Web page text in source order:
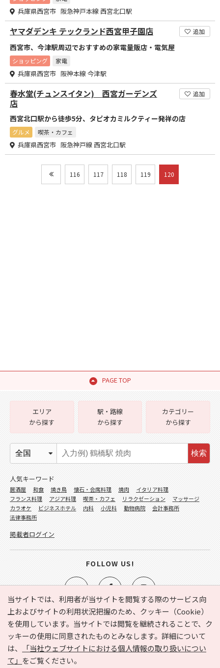
兵庫県西宮市 阪急神戸本線 西宮北口駅
ヤマダデンキ テックランド西宮甲子園店 追加
西宮市、今津駅周辺でおすすめの家電量販店・電気屋
ショッピング 家電
兵庫県西宮市 阪神本線 今津駅
春水堂(チュンスイタン) 西宮ガーデンズ
店
追加
西宮北口駅から徒歩5分、タピオカミルクティー発祥の店
グルメ 喫茶・カフェ
兵庫県西宮市 阪急神戸線 西宮北口駅
116 117 118 119 120
PAGE TOP
当サイトでは、利用者が当サイトを閲覧する際のサービス向
上およびサイトの利用状況把握のため、クッキー（Cookie）
を使用しています。当サイトでは閲覧を継続されることで、ク
ッキーの使用に同意されたものとみなします。詳細について
は、
「当社ウェブサイトにおける個人情報の取り扱いについ
て」 をご覧ください。
e-NAVITA（イーナビタ）とは？ お気に入り
ヘルプ
利用規約
個人情報の取り扱いについて
運営会社
サイトマップ
広告掲載に関するお問い合わせ
エリア
から探す
駅・路線
から探す
カテゴリー
から探す
検索
人気キーワード
居酒屋 和食 焼き鳥 懐石・会席料理 焼肉
イタリア料理
フランス料理
アジア料理 喫茶・カフェ リラクゼーション
マッサージ
カラオケ
ビジネスホテル 内科 小児科 動物病院
会計事務所
法律事務所
掲載者ログイン
FOLLOW US!